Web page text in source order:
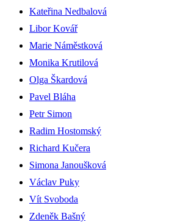
Kateřina Nedbalová
Libor Kovář
Marie Náměstková
Monika Krutilová
Olga Škardová
Pavel Bláha
Petr Simon
Radim Hostomský
Richard Kučera
Simona Janoušková
Václav Puky
Vít Svoboda
Zdeněk Bašný